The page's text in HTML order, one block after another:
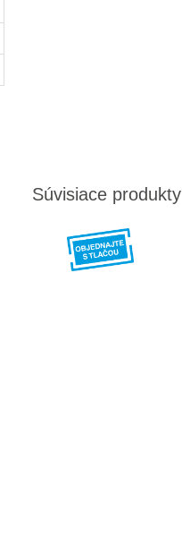
Súvisiace produkty